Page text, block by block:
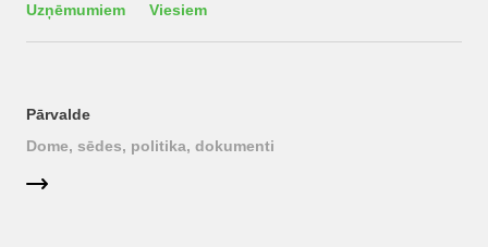
Uzņēmumiem Viesiem
Pārvalde
Dome, sēdes, politika, dokumenti